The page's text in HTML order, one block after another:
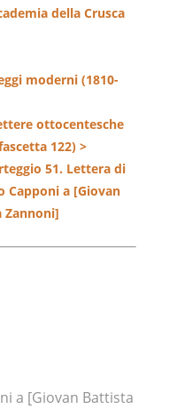
della Crusca
moderni (1810-
ottocentesche
122) >
51. Lettera di
Capponi a [Giovan
Zannoni]
a [Giovan Battista